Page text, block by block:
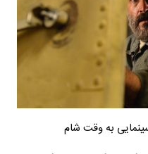
به وقت شام